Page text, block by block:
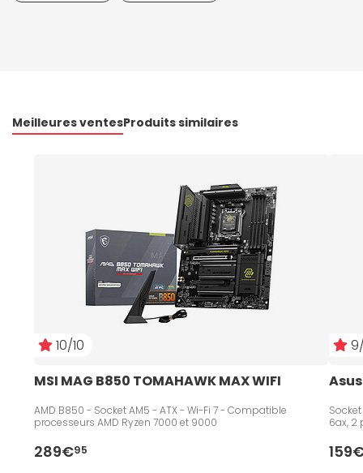
Meilleures ventesProduits similaires
10/10
MSI MAG B850 TOMAHAWK MAX WIFI
AMD B850 - Socket AM5 - ATX - Wi-Fi 7 - Compatible
processeurs AMD Ryzen 7000 et 9000
289€95
6ax, 2